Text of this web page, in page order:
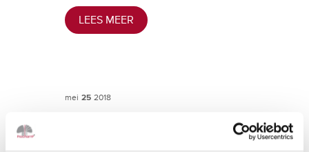
LEES MEER
mei 25 2018